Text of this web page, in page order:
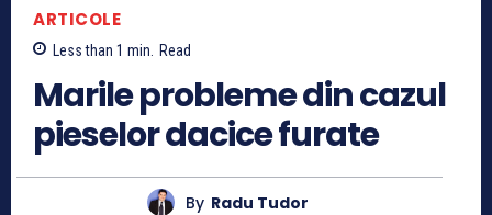
ARTICOLE
Less than 1 min. Read
Marile probleme din cazul
pieselor dacice furate
By Radu Tudor